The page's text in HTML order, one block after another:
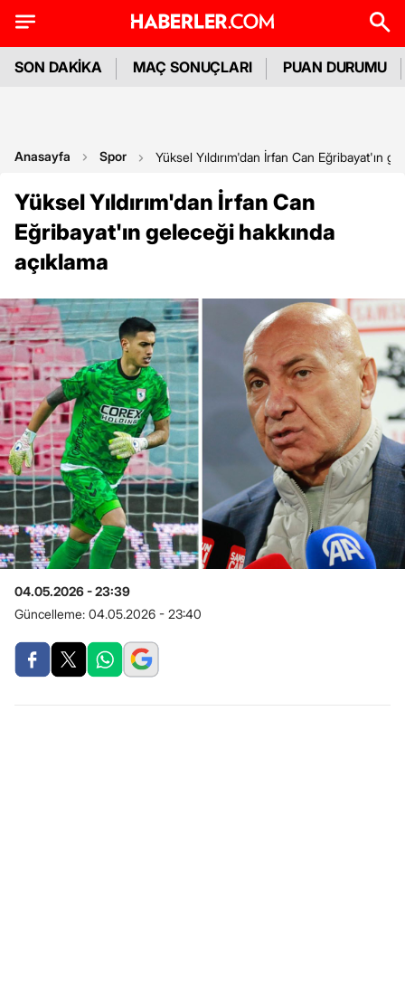
SON DAKİKA MAÇ SONUÇLARI PUAN DURUMU
Anasayfa Spor Yüksel Yıldırım'dan İrfan Can Eğribayat'ın
Yüksel Yıldırım'dan İrfan Can
Eğribayat'ın geleceği hakkında
açıklama
04.05.2026 - 23:39
Güncelleme: 04.05.2026 - 23:40